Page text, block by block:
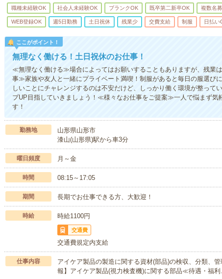
職種未経験OK 社会人未経験OK ブランクOK 既卒第二新卒OK 複数名
WEB登録OK 週5日勤務 土日祝休 残業少 交費支給 制服 日払い
ここがポイント！
無理なく働ける！土日祝休のお仕事！
≪無理なく働ける≫場合によってはお願いすることもありますが、残業
事≫家族や友人と一緒にプライベート満喫！制服があると毎日の服選
しいことにチャレンジするのは不安だけど、しっかり働く環境が整って
プUP目指していきましょう！≪様々なお仕事をご提案≫一人で悩まず気
す！
勤務地
山形県山形市
漆山(山形県)駅から車3分
曜日頻度 月～金
時間 08:15～17:05
期間 長期でお仕事できる方、大歓迎！
時給 時給1100円
交通費
交通費規定内支給
仕事内容
アイケア製品の製造に関する資材(部品)の検収、分類、
報】アイケア製品(視力検査機)に関する部品≪待遇・福